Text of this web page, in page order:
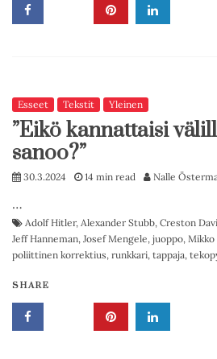
Esseet Tekstit Yleinen
”Eikö kannattaisi
sanoo?”
30.3.2024 14 min read Nalle
…
Adolf Hitler, Alexander Stubb, Creston
Jeff Hanneman, Josef Mengele, juoppo, Mikko
poliittinen korrektius, runkkari, tappaja,
SHARE